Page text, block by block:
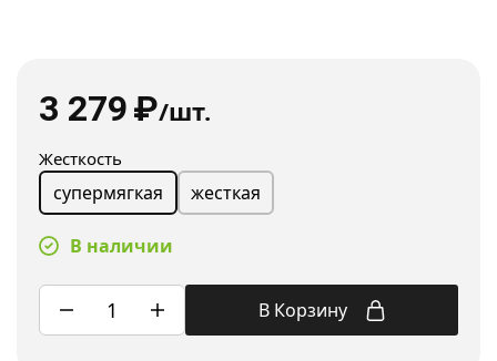
3 279₽/шт.
Жесткость
супермягкая жесткая
В наличии
В Корзину